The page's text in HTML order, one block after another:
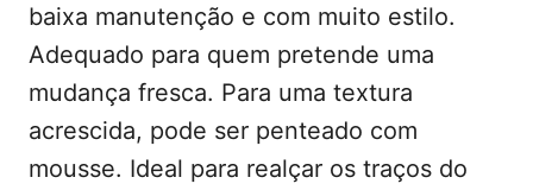
baixa manutenção e com muito estilo.
Adequado para quem pretende uma
mudança fresca. Para uma textura
acrescida, pode ser penteado com
mousse. Ideal para realçar os traços do